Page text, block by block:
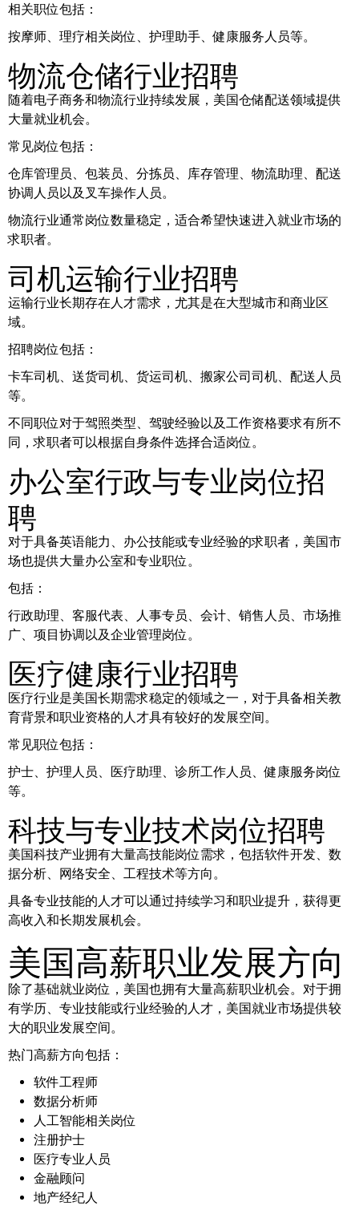
相关职位包括：
按摩师、理疗相关岗位、护理助手、健康服务人员等。
物流仓储行业招聘
随着电子商务和物流行业持续发展，美国仓储配送领域提供
大量就业机会。
常见岗位包括：
仓库管理员、包装员、分拣员、库存管理、物流助理、配送
协调人员以及叉车操作人员。
物流行业通常岗位数量稳定，适合希望快速进入就业市场的
求职者。
司机运输行业招聘
运输行业长期存在人才需求，尤其是在大型城市和商业区
域。
招聘岗位包括：
卡车司机、送货司机、货运司机、搬家公司司机、配送人员
等。
不同职位对于驾照类型、驾驶经验以及工作资格要求有所不
同，求职者可以根据自身条件选择合适岗位。
办公室行政与专业岗位招
聘
对于具备英语能力、办公技能或专业经验的求职者，美国市
场也提供大量办公室和专业职位。
包括：
行政助理、客服代表、人事专员、会计、销售人员、市场推
广、项目协调以及企业管理岗位。
医疗健康行业招聘
医疗行业是美国长期需求稳定的领域之一，对于具备相关教
育背景和职业资格的人才具有较好的发展空间。
常见职位包括：
护士、护理人员、医疗助理、诊所工作人员、健康服务岗位
等。
科技与专业技术岗位招聘
美国科技产业拥有大量高技能岗位需求，包括软件开发、数
据分析、网络安全、工程技术等方向。
具备专业技能的人才可以通过持续学习和职业提升，获得更
高收入和长期发展机会。
美国高薪职业发展方向
除了基础就业岗位，美国也拥有大量高薪职业机会。对于拥
有学历、专业技能或行业经验的人才，美国就业市场提供较
大的职业发展空间。
热门高薪方向包括：
软件工程师
数据分析师
人工智能相关岗位
注册护士
医疗专业人员
金融顾问
地产经纪人